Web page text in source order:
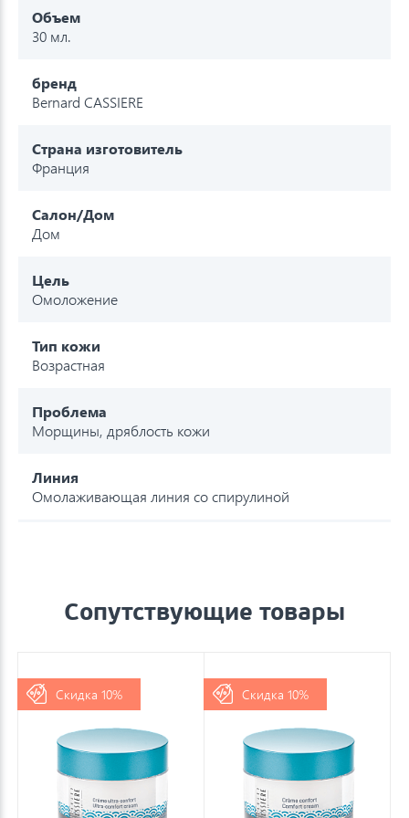
Объем
30 мл.
бренд
Bernard CASSIERE
Страна изготовитель
Франция
Салон/Дом
Дом
Цель
Омоложение
Тип кожи
Возрастная
Проблема
Морщины, дряблость кожи
Линия
Омолаживающая линия со спирулиной
Сопутствующие товары
Скидка 10% Скидка 10%